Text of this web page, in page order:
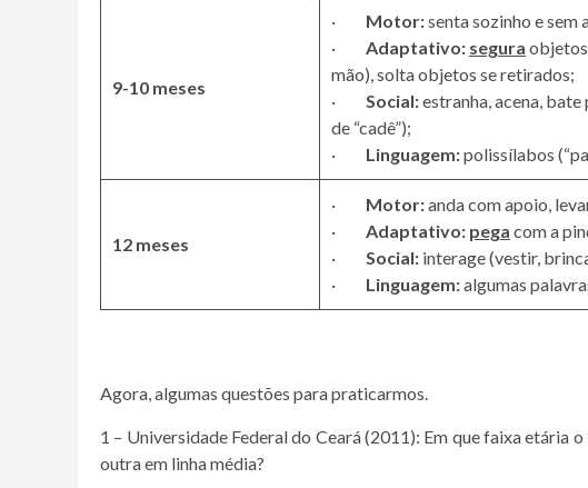
9-10 meses
· Motor:senta sozinho e sem
· Adaptativo: segura objetos
mão), solta objetos se retirados;
· Social:estranha, acena, bate
de “cadê”);
· Linguagem:polissílabos
12 meses
· Motor:anda com apoio,
· Adaptativo: pega com a
· Social: interage (vestir,
· Linguagem:algumas
Agora, algumas questões para praticarmos.
1 – Universidade Federal do Ceará (2011): Em que faixa etária
outra em linha média?